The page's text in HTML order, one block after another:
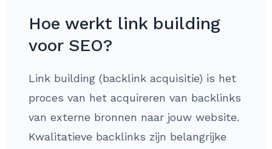
Hoe werkt link building
voor SEO?
Link building (backlink acquisitie) is het
proces van het acquireren van backlinks
van externe bronnen naar jouw website.
Kwalitatieve backlinks zijn belangrijke